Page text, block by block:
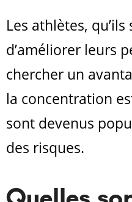
Les athlètes,
d’améliorer leurs
chercher un
la concentration
sont devenus
des risques.